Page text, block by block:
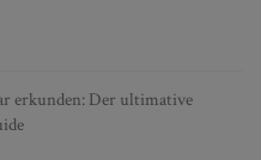
erkunden: Der ultimative